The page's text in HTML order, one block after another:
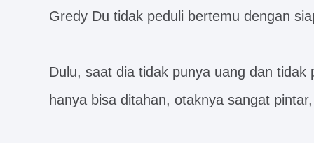
Gredy Du tidak peduli bertemu dengan
Dulu, saat dia tidak punya uang dan
hanya bisa ditahan, otaknya sangat